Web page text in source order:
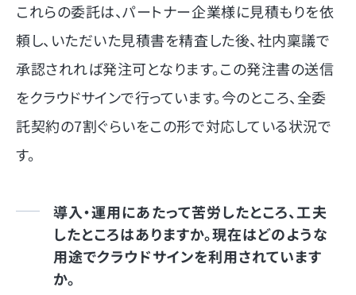
これらの委託は、パートナー企業様に見積もりを依
頼し、いただいた見積書を精査した後、社内稟議で
承認されれば発注可となります。この発注書の送信
をクラウドサインで行っています。今のところ、全委
託契約の7割ぐらいをこの形で対応している状況で
す。
導入・運用にあたって苦労したところ、工夫
したところはありますか。現在はどのような
用途でクラウドサインを利用されています
か。